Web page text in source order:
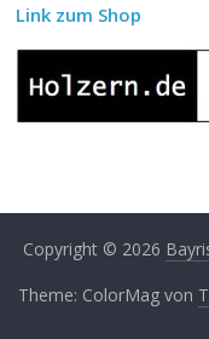
Link zum Shop
Copyright © 2026
Theme: ColorMag von